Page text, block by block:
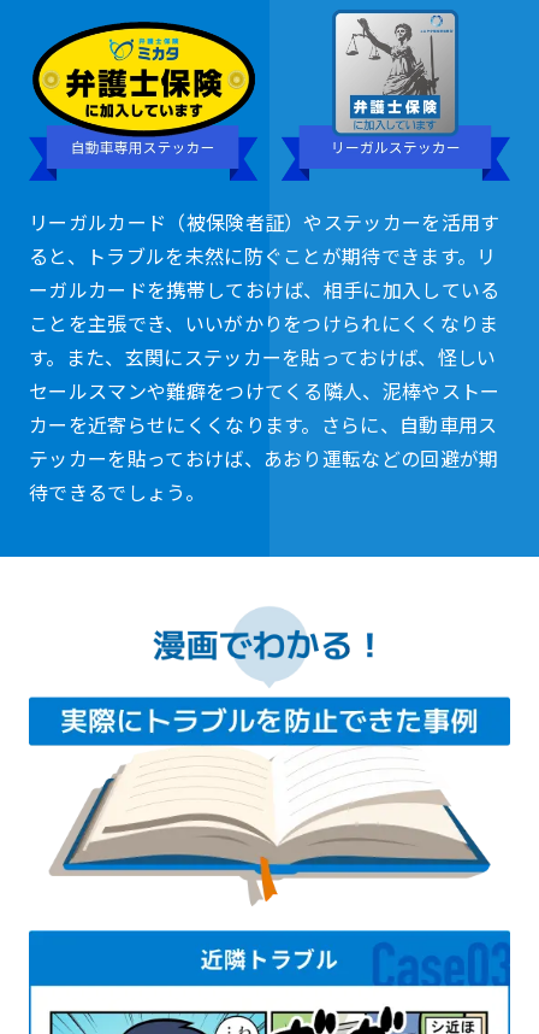
リーガルカード（被保険者証）やステッカーを活用す
ると、トラブルを未然に防ぐことが期待できます。リ
ーガルカードを携帯しておけば、相手に加入している
ことを主張でき、いいがかりをつけられにくくなりま
す。また、玄関にステッカーを貼っておけば、怪しい
セールスマンや難癖をつけてくる隣人、泥棒やストー
カーを近寄らせにくくなります。さらに、自動車用ス
テッカーを貼っておけば、あおり運転などの回避が期
待できるでしょう。